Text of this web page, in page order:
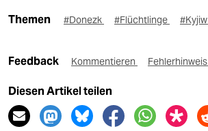
Themen #Donezk #Flüchtlinge #Kyjiw
Feedback Kommentieren Fehlerhinweis
Diesen Artikel teilen